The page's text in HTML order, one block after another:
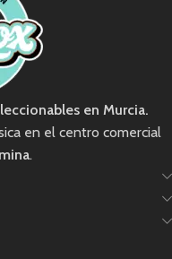
en Murcia.
en el centro comercial
.